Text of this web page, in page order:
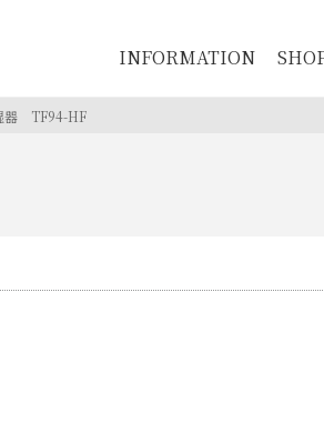
器 TF94-HF
INFORMATION